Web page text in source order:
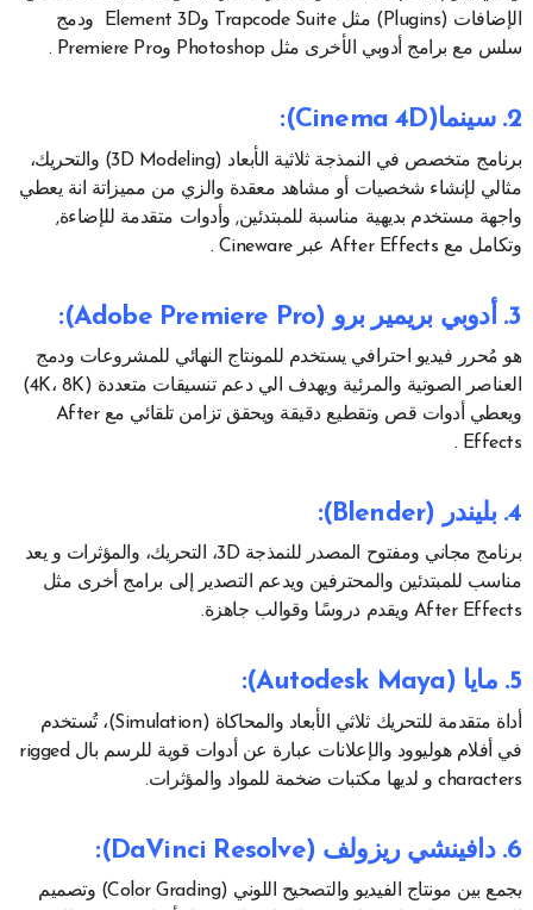
الإضافات (Plugins) مثل Trapcode Suite وElement 3D ودمج
سلس مع برامج أدوبي الأخرى مثل Photoshop وPremiere Pro .
2. سينما (Cinema 4D)
:
برنامج متخصص في النمذجة ثلاثية الأبعاد (3D Modeling) والتحريك،
مثالي لإنشاء شخصيات أو مشاهد معقدة والزي من مميزاتة انة يعطي
واجهة مستخدم بديهية مناسبة للمبتدئين, وأدوات متقدمة للإضاءة,
وتكامل مع After Effects عبر Cineware .
3. أدوبي بريمير برو (Adobe Premiere Pro) :
هو مُحرر فيديو احترافي يستخدم للمونتاج النهائي للمشروعات ودمج
العناصر الصوتية والمرئية ويهدف الي دعم تنسيقات متعددة (4K، 8K)
ويعطي أدوات قص وتقطيع دقيقة ويحقق تزامن تلقائي مع After
Effects .
4. بليندر (Blender) :
برنامج مجاني ومفتوح المصدر للنمذجة 3D، التحريك، والمؤثرات و يعد
مناسب للمبتدئين والمحترفين ويدعم التصدير إلى برامج أخرى مثل
After Effects ويقدم دروسًا وقوالب جاهزة.
5. مايا (Autodesk Maya) :
أداة متقدمة للتحريك ثلاثي الأبعاد والمحاكاة (Simulation)، تُستخدم
في أفلام هوليوود والإعلانات عبارة عن أدوات قوية للرسم بال rigged
characters و لديها مكتبات ضخمة للمواد والمؤثرات.
6. دافينشي ريزولف (DaVinci Resolve):
يجمع بين مونتاج الفيديو والتصحيح اللوني (Color Grading) وتصميم